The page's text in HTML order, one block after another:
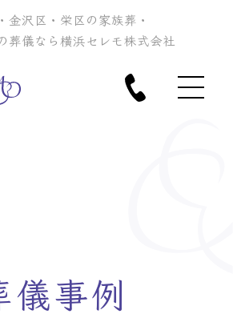
金沢区・栄区の家族葬・
葬儀なら横浜セレモ株式会社
儀事例